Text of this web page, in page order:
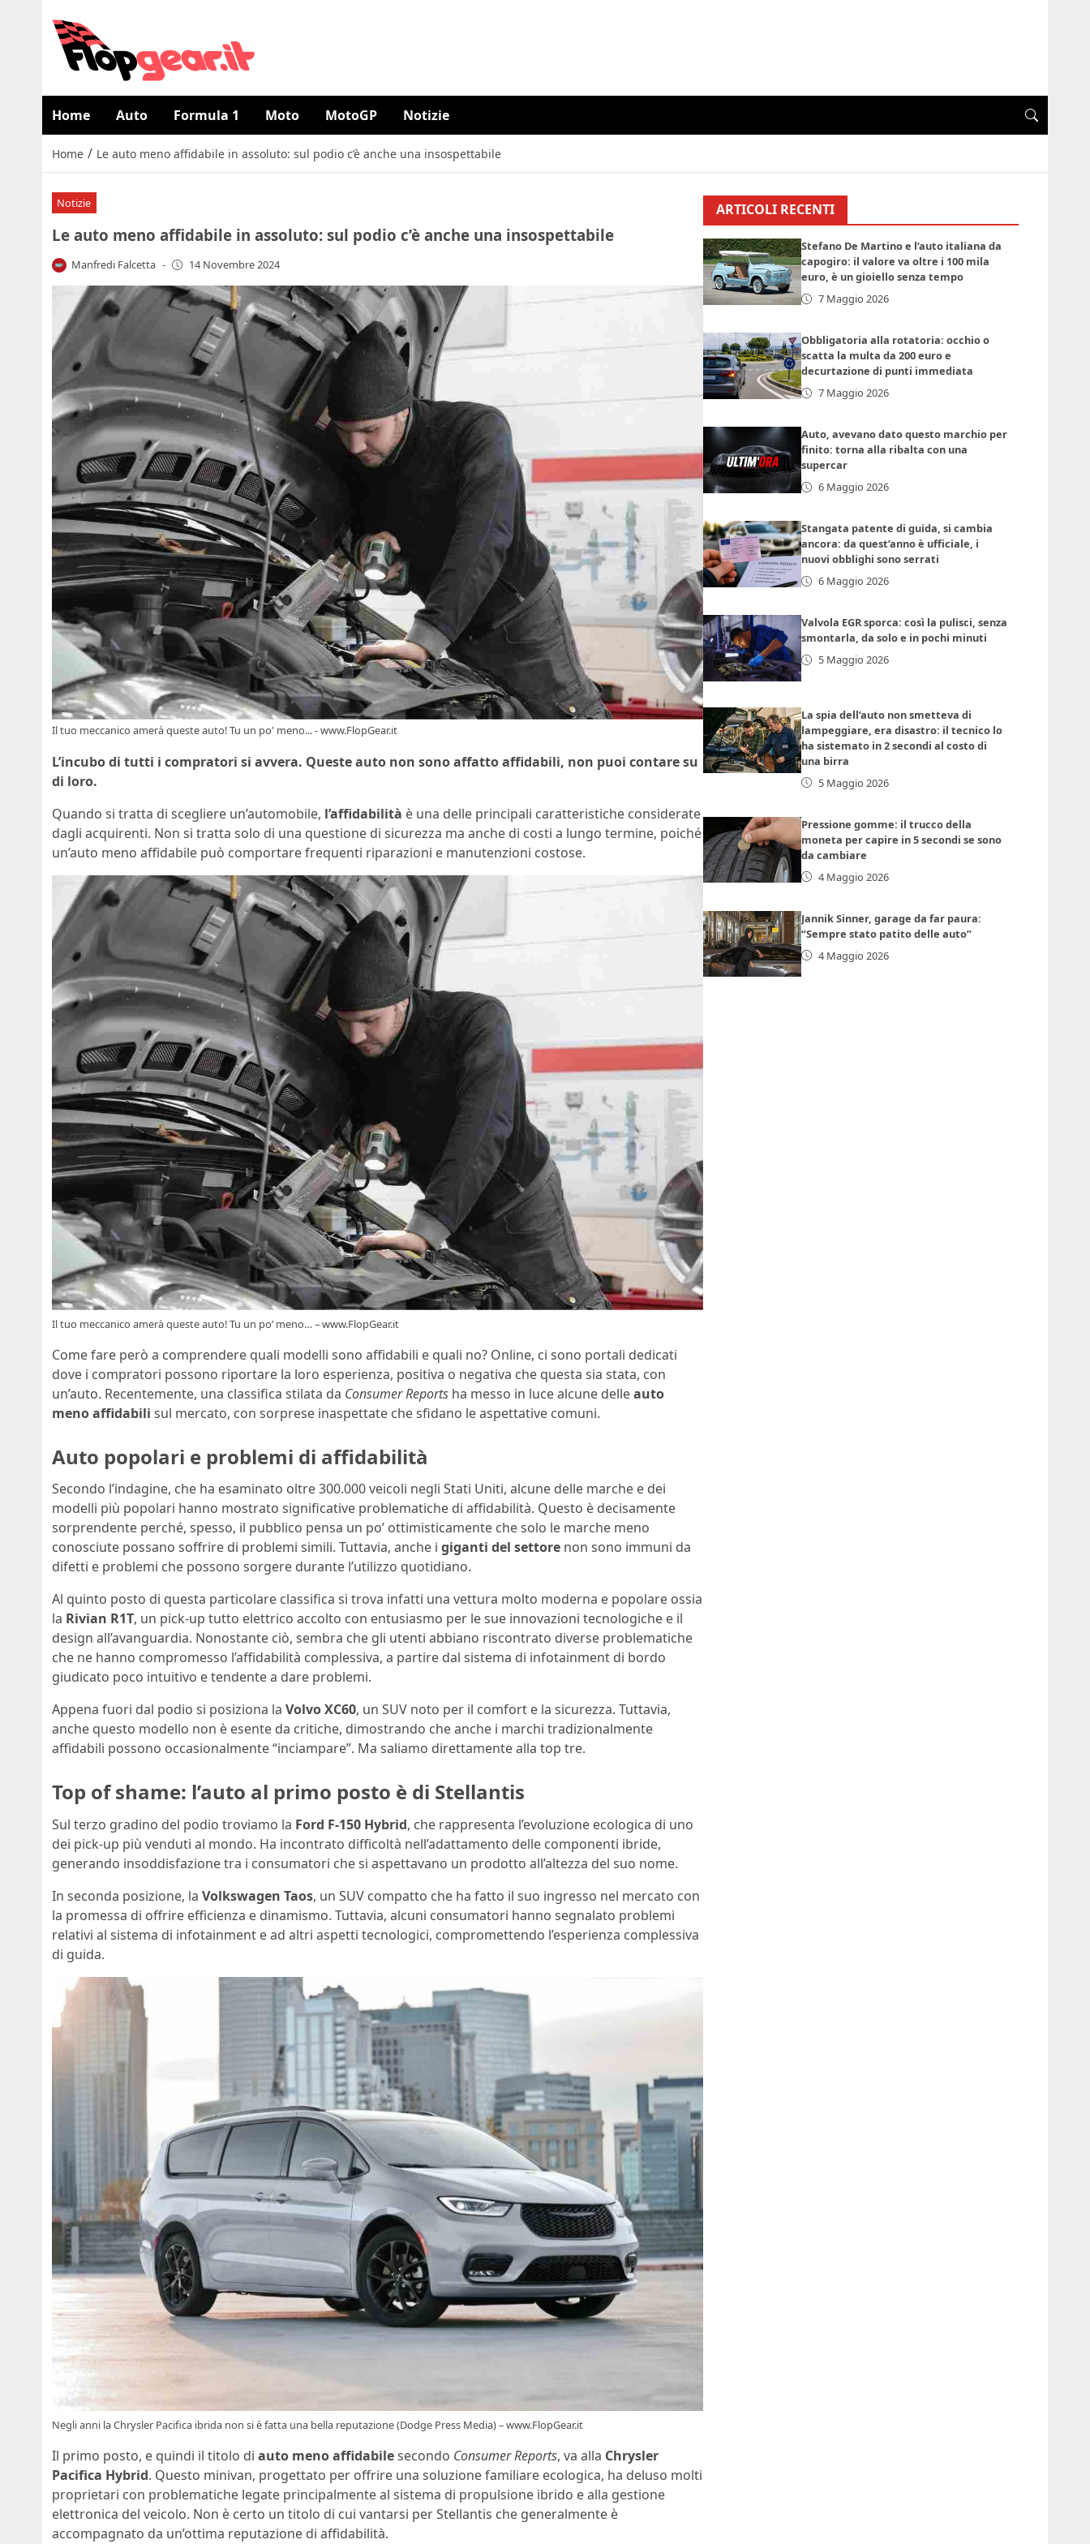
Home Auto Formula 1 Moto MotoGP Notizie
Home / Le auto meno affidabile in assoluto: sul podio c’è anche una insospettabile
Notizie
Le auto meno affidabile in assoluto: sul podio c’è anche una insospettabile
Manfredi Falcetta - 14 Novembre 2024
Il tuo meccanico amerà queste auto! Tu un po' meno... - www.FlopGear.it
L’incubo di tutti i compratori si avvera. Queste auto non sono affatto affidabili, non puoi contare su
di loro.
Quando si tratta di scegliere un’automobile, l’affidabilità è una delle principali caratteristiche considerate
dagli acquirenti. Non si tratta solo di una questione di sicurezza ma anche di costi a lungo termine, poiché
un’auto meno affidabile può comportare frequenti riparazioni e manutenzioni costose.
Il tuo meccanico amerà queste auto! Tu un po’ meno… – www.FlopGear.it
Come fare però a comprendere quali modelli sono affidabili e quali no? Online, ci sono portali dedicati
dove i compratori possono riportare la loro esperienza, positiva o negativa che questa sia stata, con
un’auto. Recentemente, una classifica stilata da Consumer Reports ha messo in luce alcune delleauto
meno affidabili sul mercato, con sorprese inaspettate che sfidano le aspettative comuni.
Auto popolari e problemi di affidabilità
Secondo l’indagine, che ha esaminato oltre 300.000 veicoli negli Stati Uniti, alcune delle marche e dei
modelli più popolari hanno mostrato significative problematiche di affidabilità. Questo è decisamente
sorprendente perché, spesso, il pubblico pensa un po’ ottimisticamente che solo le marche meno
conosciute possano soffrire di problemi simili. Tuttavia, anche i giganti del settore non sono immuni da
difetti e problemi che possono sorgere durante l’utilizzo quotidiano.
Al quinto posto di questa particolare classifica si trova infatti una vettura molto moderna e popolare ossia
la Rivian R1T, un pick-up tutto elettrico accolto con entusiasmo per le sue innovazioni tecnologiche e il
design all’avanguardia. Nonostante ciò, sembra che gli utenti abbiano riscontrato diverse problematiche
che ne hanno compromesso l’affidabilità complessiva, a partire dal sistema di infotainment di bordo
giudicato poco intuitivo e tendente a dare problemi.
Appena fuori dal podio si posiziona la Volvo XC60, un SUV noto per il comfort e la sicurezza. Tuttavia,
anche questo modello non è esente da critiche, dimostrando che anche i marchi tradizionalmente
affidabili possono occasionalmente “inciampare”. Ma saliamo direttamente alla top tre.
Top of shame: l’auto al primo posto è di Stellantis
Sul terzo gradino del podio troviamo la Ford F-150 Hybrid, che rappresenta l’evoluzione ecologica di uno
dei pick-up più venduti al mondo. Ha incontrato difficoltà nell’adattamento delle componenti ibride,
generando insoddisfazione tra i consumatori che si aspettavano un prodotto all’altezza del suo nome.
In seconda posizione, la Volkswagen Taos, un SUV compatto che ha fatto il suo ingresso nel mercato con
la promessa di offrire efficienza e dinamismo. Tuttavia, alcuni consumatori hanno segnalato problemi
relativi al sistema di infotainment e ad altri aspetti tecnologici, compromettendo l’esperienza complessiva
di guida.
Negli anni la Chrysler Pacifica ibrida non si è fatta una bella reputazione (Dodge Press Media) – www.FlopGear.it
Il primo posto, e quindi il titolo di auto meno affidabilesecondo Consumer Reports, va alla Chrysler
Pacifica Hybrid. Questo minivan, progettato per offrire una soluzione familiare ecologica, ha deluso molti
proprietari con problematiche legate principalmente al sistema di propulsione ibrido e alla gestione
elettronica del veicolo. Non è certo un titolo di cui vantarsi per Stellantis che generalmente è
accompagnato da un’ottima reputazione di affidabilità.
ARTICOLI RECENTI
Stefano De Martino e l’auto italiana da
capogiro: il valore va oltre i 100 mila
euro, è un gioiello senza tempo
7 Maggio 2026
Obbligatoria alla rotatoria: occhio o
scatta la multa da 200 euro e
decurtazione di punti immediata
7 Maggio 2026
Auto, avevano dato questo marchio per
finito: torna alla ribalta con una
supercar
6 Maggio 2026
Stangata patente di guida, si cambia
ancora: da quest’anno è ufficiale, i
nuovi obblighi sono serrati
6 Maggio 2026
Valvola EGR sporca: così la pulisci, senza
smontarla, da solo e in pochi minuti
5 Maggio 2026
La spia dell’auto non smetteva di
lampeggiare, era disastro: il tecnico lo
ha sistemato in 2 secondi al costo di
una birra
5 Maggio 2026
Pressione gomme: il trucco della
moneta per capire in 5 secondi se sono
da cambiare
4 Maggio 2026
Jannik Sinner, garage da far paura:
“Sempre stato patito delle auto”
4 Maggio 2026